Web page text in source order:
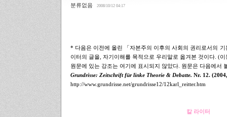
분류없음 2008/10/12 04:17
* 다음은 이전에 올린 「자본주의 이후의 사회의 권리로서의
이터의 글을, 자기이해를 목적으로 우리말로 옮겨본 것이다. (
원문에 있는 강조는 여기에 표시되지 않았다. 원문은 다음에서
Grundrisse: Zeitschrift für linke Theorie & Debatte. Nr. 12.
http://www.grundrisse.net/grundrisse12/12karl_reitter.htm
칼 라이터